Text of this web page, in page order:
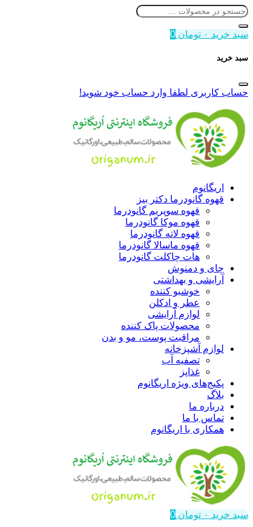
سبد خرید ۰ تومان 0
سبد خرید
حساب کاربری لطفا وارد حساب خود شوید!
اریگانوم
قهوه گانودرما دکتر بیز
قهوه سوپریم گانودرما
قهوه موکا گانودرما
قهوه لاته گانودرما
قهوه ماسالا گانودرما
هات چاکلت گانودرما
چای و دمنوش
آرایشی و بهداشتی
خوشبو کننده
عطر و ادکلن
لوازم آرایشی
محصولات پاک کننده
مراقبت پوست، مو و بدن
لوازم آشپزخانه
تصفیه آب
غذاپز
پکیج‌های ویژه اریگانوم
بلاگ
درباره ما
تماس با ما
همکاری با اریگانوم
سبد خرید ۰ تومان 0